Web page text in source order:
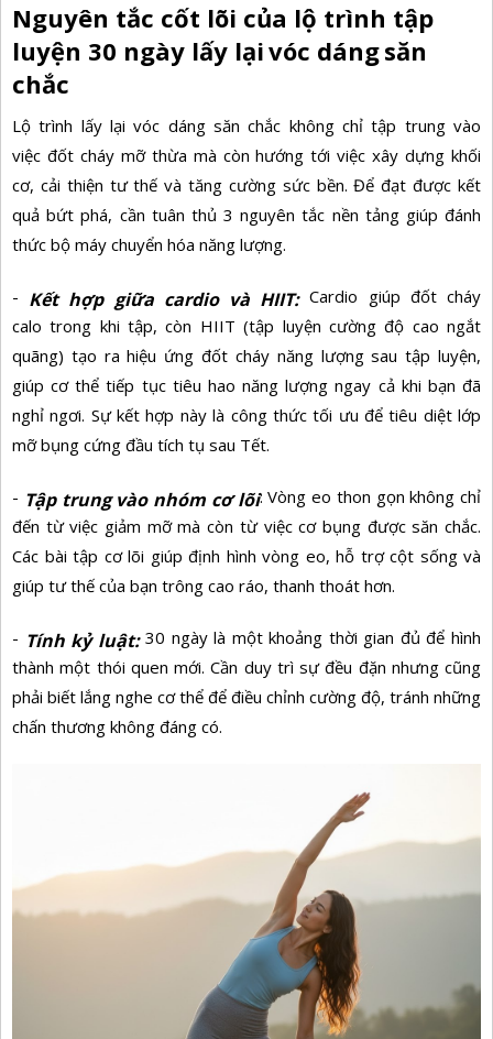
Nguyên tắc cốt lõi của lộ trình tập
luyện 30 ngày lấy lạivóc dángsăn
chắc
Lộ trình lấy lại vóc dáng săn chắc không chỉ tập trung vào
việc đốt cháy mỡ thừa mà còn hướng tới việc xây dựng khối
cơ, cải thiện tư thế và tăng cường sức bền. Để đạt được kết
quả bứt phá, cần tuân thủ 3 nguyên tắc nền tảng giúp đánh
thức bộ máy chuyển hóa năng lượng.
- Kết hợp giữa cardio và HIIT: Cardio giúp đốt cháy
calo trong khi tập, còn HIIT (tập luyện cường độ cao ngắt
quãng) tạo ra hiệu ứng đốt cháy năng lượng sau tập luyện,
giúp cơ thể tiếp tục tiêu hao năng lượng ngay cả khi bạn đã
nghỉ ngơi. Sự kết hợp này là công thức tối ưu để tiêu diệt lớp
mỡ bụng cứng đầu tích tụ sau Tết.
- Tập trung vào nhóm cơ lõi: Vòng eo thon gọn không chỉ
đến từ việc giảm mỡ mà còn từ việc cơ bụng được săn chắc.
Các bài tập cơ lõi giúp định hình vòng eo, hỗ trợ cột sống và
giúp tư thế của bạn trông cao ráo, thanh thoát hơn.
- Tính kỷ luật: 30 ngày là một khoảng thời gian đủ để hình
thành một thói quen mới. Cần duy trì sự đều đặn nhưng cũng
phải biết lắng nghe cơ thể để điều chỉnh cường độ, tránh những
chấn thương không đáng có.